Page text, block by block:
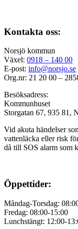
Kontakta oss:
Norsjö kommun
Växel: 0918 – 140 00
E-post: info@norsjo.se
Org.nr: 21 20 00 –
Besöksadress:
Kommunhuset
Storgatan 67, 935 81,
Vid akuta händelser
vattenläcka ellerrisk
då till SOS alarm som
Öppettider:
Måndag-Torsdag:
Fredag: 08:00-15:00
Lunchstängt: 12:00-